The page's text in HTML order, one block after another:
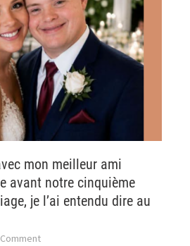
mon meilleur ami
avant notre cinquième
je l’ai entendu dire au
Comment